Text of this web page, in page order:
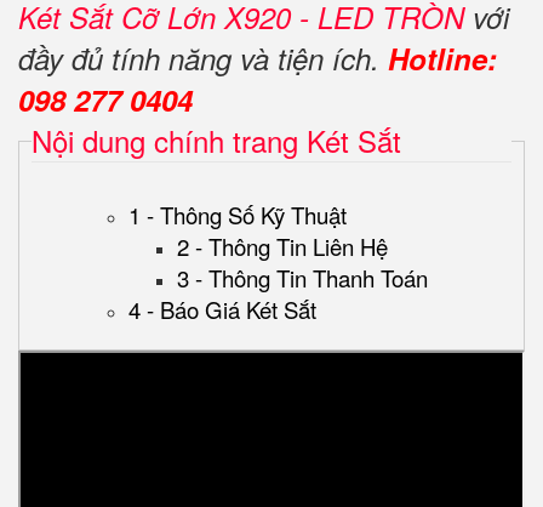
Két Sắt Cỡ Lớn X920 - LED TRÒNvới
đầy đủ tính năng và tiện ích. Hotline:
098 277 0404
Nội dung chính trang Két Sắt
1 - Thông Số Kỹ Thuật
2 - Thông Tin Liên Hệ
3 - Thông Tin Thanh Toán
4 - Báo Giá Két Sắt